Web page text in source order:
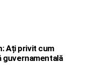
Ați privit cum